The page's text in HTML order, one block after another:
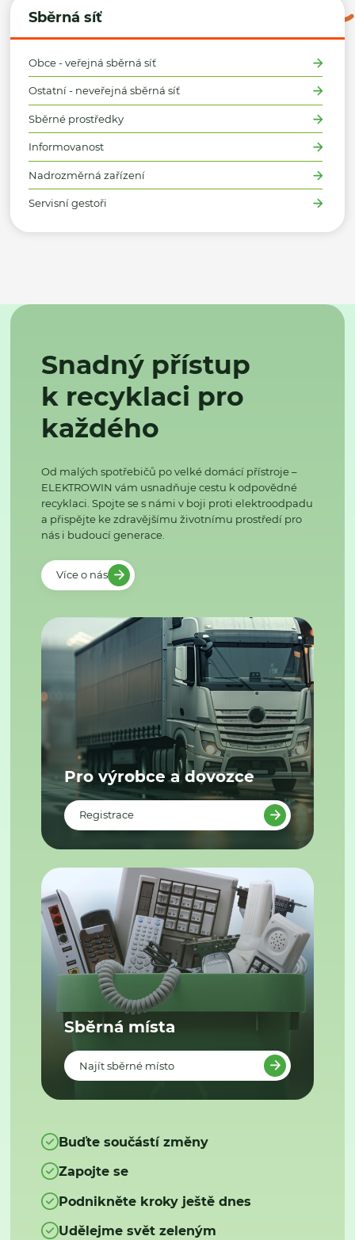
Sběrná síť
Obce - veřejná sběrná síť
Ostatní - neveřejná sběrná síť
Sběrné prostředky
Informovanost
Nadrozměrná zařízení
Servisní gestoři
Snadný přístup
k recyklaci pro
každého
Od malých spotřebičů po velké domácí přístroje –
ELEKTROWIN vám usnadňuje cestu k odpovědné
recyklaci. Spojte se s námi v boji proti elektroodpadu
a přispějte ke zdravějšímu životnímu prostředí pro
nás i budoucí generace.
Více o nás
Pro výrobce a dovozce
Registrace
Sběrná místa
Najít sběrné místo
Buďte součástí změny
Zapojte se
Podnikněte kroky ještě dnes
Udělejme svět zeleným